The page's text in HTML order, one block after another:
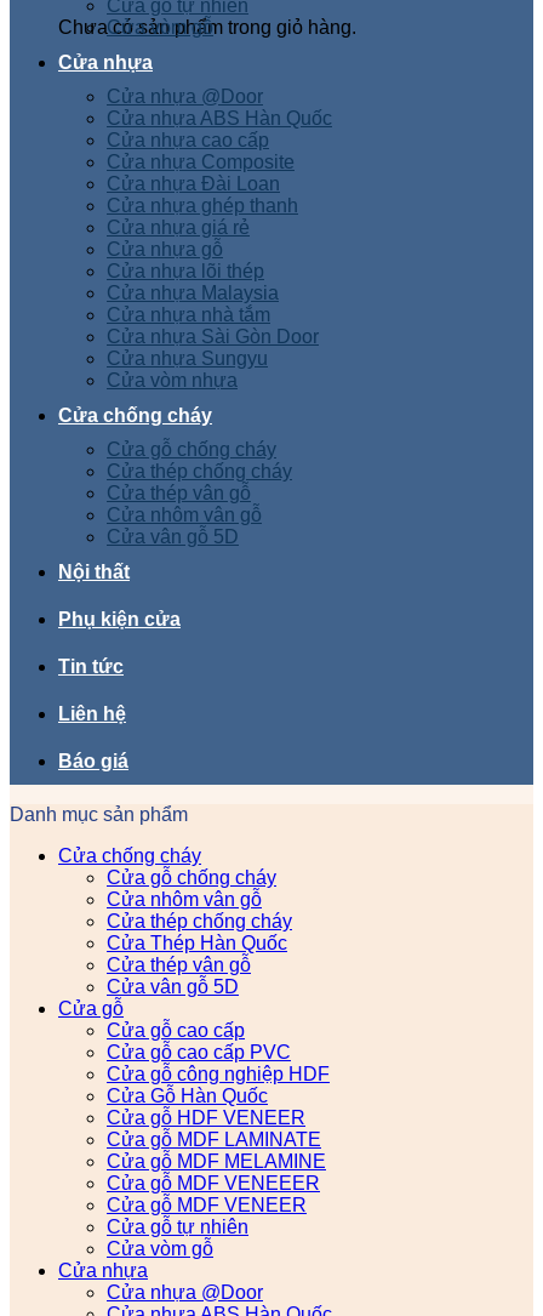
Chưa có sản phẩm trong giỏ hàng.
Cửa gỗ tự nhiên
Cửa vòm gỗ
Cửa nhựa
Cửa nhựa @Door
Cửa nhựa ABS Hàn Quốc
Cửa nhựa cao cấp
Cửa nhựa Composite
Cửa nhựa Đài Loan
Cửa nhựa ghép thanh
Cửa nhựa giá rẻ
Cửa nhựa gỗ
Cửa nhựa lõi thép
Cửa nhựa Malaysia
Cửa nhựa nhà tắm
Cửa nhựa Sài Gòn Door
Cửa nhựa Sungyu
Cửa vòm nhựa
Cửa chống cháy
Cửa gỗ chống cháy
Cửa thép chống cháy
Cửa thép vân gỗ
Cửa nhôm vân gỗ
Cửa vân gỗ 5D
Nội thất
Phụ kiện cửa
Tin tức
Liên hệ
Báo giá
Danh mục sản phẩm
Cửa chống cháy
Cửa gỗ chống cháy
Cửa nhôm vân gỗ
Cửa thép chống cháy
Cửa Thép Hàn Quốc
Cửa thép vân gỗ
Cửa vân gỗ 5D
Cửa gỗ
Cửa gỗ cao cấp
Cửa gỗ cao cấp PVC
Cửa gỗ công nghiệp HDF
Cửa Gỗ Hàn Quốc
Cửa gỗ HDF VENEER
Cửa gỗ MDF LAMINATE
Cửa gỗ MDF MELAMINE
Cửa gỗ MDF VENEEER
Cửa gỗ MDF VENEER
Cửa gỗ tự nhiên
Cửa vòm gỗ
Cửa nhựa
Cửa nhựa @Door